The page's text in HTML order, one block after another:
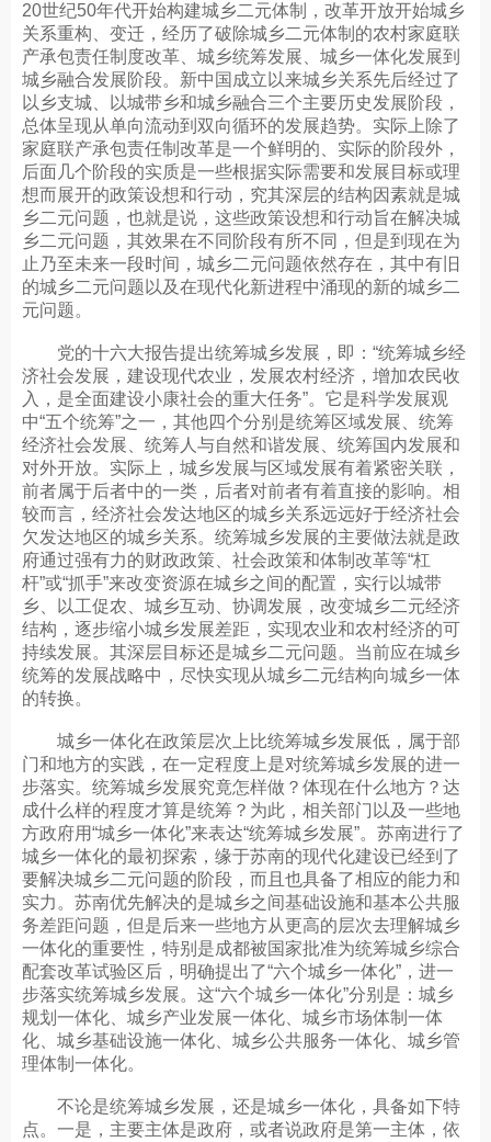
20世纪50年代开始构建城乡二元体制，改革开放开始城乡
关系重构、变迁，经历了破除城乡二元体制的农村家庭联
产承包责任制度改革、城乡统筹发展、城乡一体化发展到
城乡融合发展阶段。新中国成立以来城乡关系先后经过了
以乡支城、以城带乡和城乡融合三个主要历史发展阶段，
总体呈现从单向流动到双向循环的发展趋势。实际上除了
家庭联产承包责任制改革是一个鲜明的、实际的阶段外，
后面几个阶段的实质是一些根据实际需要和发展目标或理
想而展开的政策设想和行动，究其深层的结构因素就是城
乡二元问题，也就是说，这些政策设想和行动旨在解决城
乡二元问题，其效果在不同阶段有所不同，但是到现在为
止乃至未来一段时间，城乡二元问题依然存在，其中有旧
的城乡二元问题以及在现代化新进程中涌现的新的城乡二
元问题。
党的十六大报告提出统筹城乡发展，即：“统筹城乡经
济社会发展，建设现代农业，发展农村经济，增加农民收
入，是全面建设小康社会的重大任务”。它是科学发展观
中“五个统筹”之一，其他四个分别是统筹区域发展、统筹
经济社会发展、统筹人与自然和谐发展、统筹国内发展和
对外开放。实际上，城乡发展与区域发展有着紧密关联，
前者属于后者中的一类，后者对前者有着直接的影响。相
较而言，经济社会发达地区的城乡关系远远好于经济社会
欠发达地区的城乡关系。统筹城乡发展的主要做法就是政
府通过强有力的财政政策、社会政策和体制改革等“杠
杆”或“抓手”来改变资源在城乡之间的配置，实行以城带
乡、以工促农、城乡互动、协调发展，改变城乡二元经济
结构，逐步缩小城乡发展差距，实现农业和农村经济的可
持续发展。其深层目标还是城乡二元问题。当前应在城乡
统筹的发展战略中，尽快实现从城乡二元结构向城乡一体
的转换。
城乡一体化在政策层次上比统筹城乡发展低，属于部
门和地方的实践，在一定程度上是对统筹城乡发展的进一
步落实。统筹城乡发展究竟怎样做？体现在什么地方？达
成什么样的程度才算是统筹？为此，相关部门以及一些地
方政府用“城乡一体化”来表达“统筹城乡发展”。苏南进行了
城乡一体化的最初探索，缘于苏南的现代化建设已经到了
要解决城乡二元问题的阶段，而且也具备了相应的能力和
实力。苏南优先解决的是城乡之间基础设施和基本公共服
务差距问题，但是后来一些地方从更高的层次去理解城乡
一体化的重要性，特别是成都被国家批准为统筹城乡综合
配套改革试验区后，明确提出了“六个城乡一体化”，进一
步落实统筹城乡发展。这“六个城乡一体化”分别是：城乡
规划一体化、城乡产业发展一体化、城乡市场体制一体
化、城乡基础设施一体化、城乡公共服务一体化、城乡管
理体制一体化。
不论是统筹城乡发展，还是城乡一体化，具备如下特
点。一是，主要主体是政府，或者说政府是第一主体，依